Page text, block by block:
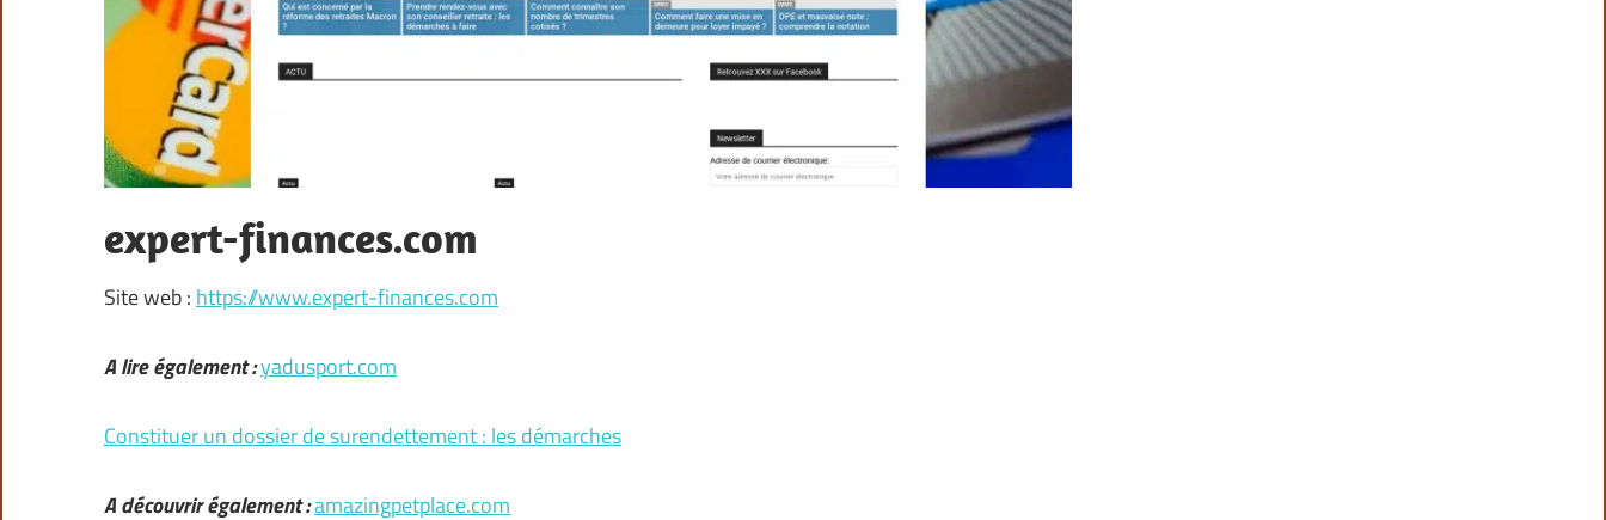
expert-finances.com
Site web : https://www.expert-finances.com
A lire également :yadusport.com
Constituer un dossier de surendettement : les démarches
A découvrir également :amazingpetplace.com